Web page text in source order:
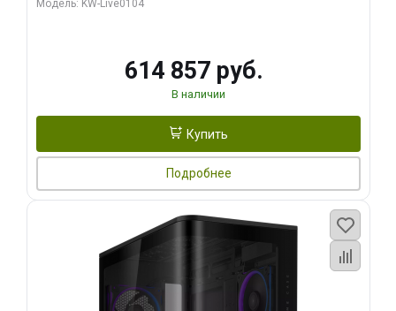
Модель: KW-Live0104
614 857 руб.
В наличии
Купить
Подробнее